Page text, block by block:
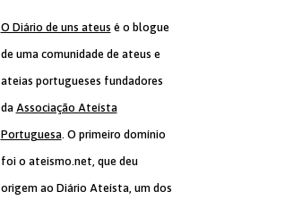
O Diário de uns ateus é o blogue
de uma comunidade de ateus e
ateias portugueses fundadores
da Associação Ateísta
Portuguesa. O primeiro domínio
foi o ateismo.net, que deu
origem ao Diário Ateísta, um dos